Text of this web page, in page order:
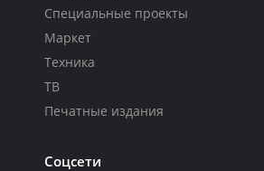
Специальные проекты
Маркет
Техника
ТВ
Печатные издания
Соцсети